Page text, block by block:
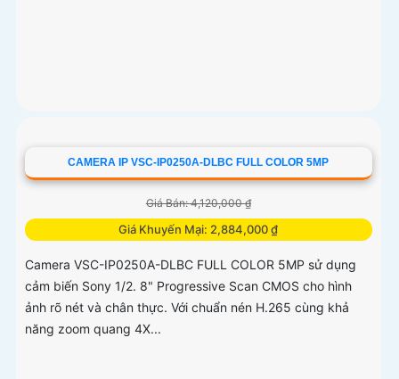
CAMERA IP VSC-IP0250A-DLBC FULL COLOR 5MP
Giá Bán: 4,120,000 ₫
Giá Khuyến Mại: 2,884,000 ₫
Camera VSC-IP0250A-DLBC FULL COLOR 5MP sử dụng
cảm biến Sony 1/2. 8" Progressive Scan CMOS cho hình
ảnh rõ nét và chân thực. Với chuẩn nén H.265 cùng khả
năng zoom quang 4X...